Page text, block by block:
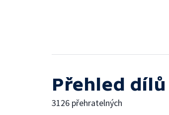
Přehled dílů
3126 přehratelných